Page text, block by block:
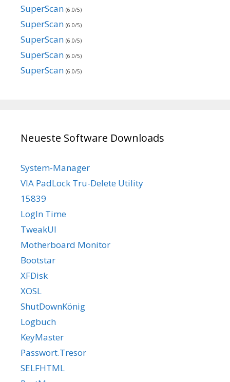
SuperScan (6.0/5)
SuperScan (6.0/5)
SuperScan (6.0/5)
SuperScan (6.0/5)
SuperScan (6.0/5)
Neueste Software Downloads
System-Manager
VIA PadLock Tru-Delete Utility
15839
LogIn Time
TweakUI
Motherboard Monitor
Bootstar
XFDisk
XOSL
ShutDownKönig
Logbuch
KeyMaster
Passwort.Tresor
SELFHTML